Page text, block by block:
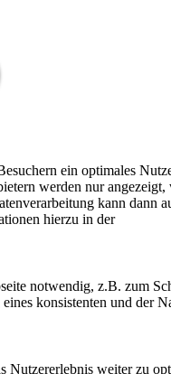
ein optimales
werden nur angezeigt,
kann dann
hierzu in der
notwendig, z.B. zum
konsistenten und der
Nutzererlebnis weiter zu